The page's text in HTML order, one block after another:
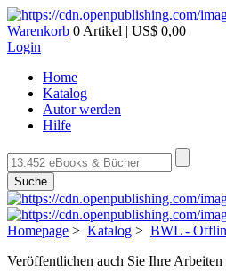
Warenkorb 0 Artikel | US$ 0,00
Login
Home
Katalog
Autor werden
Hilfe
Suche
Homepage > Katalog > BWL -
Veröffentlichen auch Sie Ihre Arbeiten